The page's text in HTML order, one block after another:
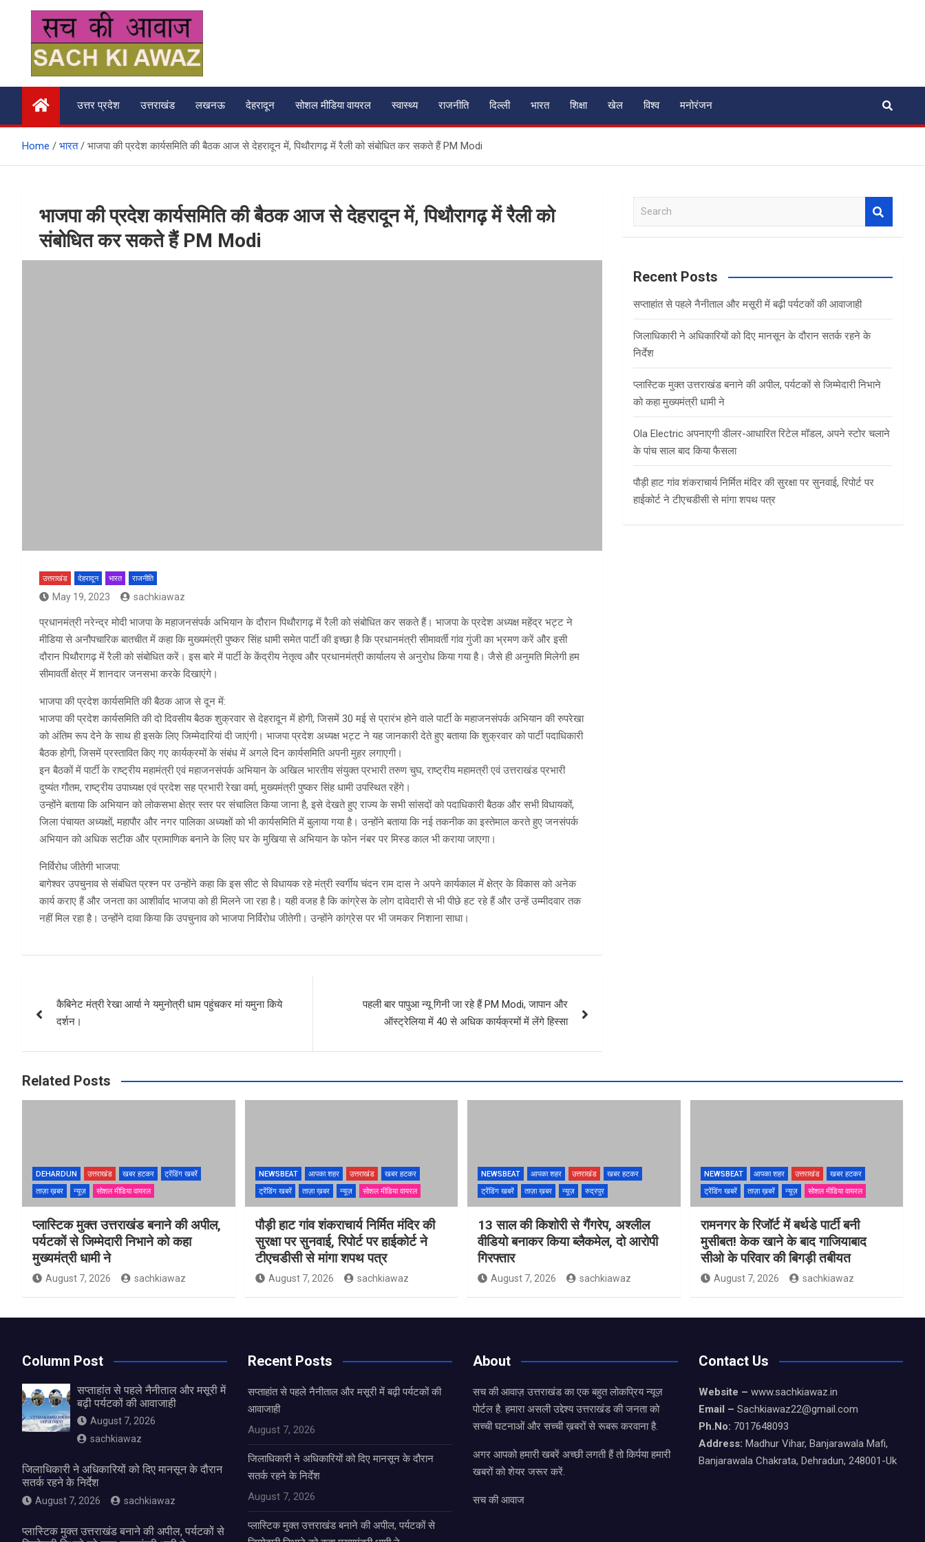
content
सच की आवाज
उत्तर प्रदेश उत्तराखंड लखनऊ देहरादून सोशल मीडिया वायरल स्वास्थ्य राजनीति दिल्ली भारत शिक्षा खेल विश्व मनोरंजन
Home भारत भाजपा की प्रदेश कार्यसमिति की बैठक आज से देहरादून में, पिथौरागढ़ में रैली को संबोधित कर सकते हैं PM Modi
भाजपा की प्रदेश कार्यसमिति की बैठक आज से देहरादून में, पिथौरागढ़ में रैली को
संबोधित कर सकते हैं PM Modi
उत्तराखंड देहरादून भारत राजनीति
May 19, 2023 sachkiawaz
प्रधानमंत्री नरेन्द्र मोदी भाजपा के महाजनसंपर्क अभियान के दौरान पिथौरागढ़ में रैली को संबोधित कर सकते हैं। भाजपा के प्रदेश अध्यक्ष महेंद्र भट्ट ने
मीडिया से अनौपचारिक बातचीत में कहा कि मुख्यमंत्री पुष्कर सिंह धामी समेत पार्टी की इच्छा है कि प्रधानमंत्री सीमावर्ती गांव गुंजी का भ्रमण करें और इसी
दौरान पिथौरागढ़ में रैली को संबोधित करें। इस बारे में पार्टी के केंद्रीय नेतृत्व और प्रधानमंत्री कार्यालय से अनुरोध किया गया है। जैसे ही अनुमति मिलेगी हम
सीमावर्ती क्षेत्र में शानदार जनसभा करके दिखाएंगे।
भाजपा की प्रदेश कार्यसमिति की बैठक आज से दून में:
भाजपा की प्रदेश कार्यसमिति की दो दिवसीय बैठक शुक्रवार से देहरादून में होगी, जिसमें 30 मई से प्रारंभ होने वाले पार्टी के महाजनसंपर्क अभियान की रुपरेखा
को अंतिम रूप देने के साथ ही इसके लिए जिम्मेदारियां दी जाएंगी। भाजपा प्रदेश अध्यक्ष भट्ट ने यह जानकारी देते हुए बताया कि शुक्रवार को पार्टी पदाधिकारी
बैठक होगी, जिसमें प्रस्तावित किए गए कार्यक्रमों के संबंध में अगले दिन कार्यसमिति अपनी मुहर लगाएगी।
इन बैठकों में पार्टी के राष्ट्रीय महामंत्री एवं महाजनसंपर्क अभियान के अखिल भारतीय संयुक्त प्रभारी तरुण चुघ, राष्ट्रीय महामत्री एवं उत्तराखंड प्रभारी
दुष्यंत गौतम, राष्ट्रीय उपाध्यक्ष एवं प्रदेश सह प्रभारी रेखा वर्मा, मुख्यमंत्री पुष्कर सिंह धामी उपस्थित रहेंगे।
उन्होंने बताया कि अभियान को लोकसभा क्षेत्र स्तर पर संचालित किया जाना है, इसे देखते हुए राज्य के सभी सांसदों को पदाधिकारी बैठक और सभी विधायकों,
जिला पंचायत अध्यक्षों, महापौर और नगर पालिका अध्यक्षों को भी कार्यसमिति में बुलाया गया है। उन्होंने बताया कि नई तकनीक का इस्तेमाल करते हुए जनसंपर्क
अभियान को अधिक सटीक और प्रामाणिक बनाने के लिए घर के मुखिया से अभियान के फोन नंबर पर मिस्ड काल भी कराया जाएगा।
निर्विरोध जीतेगी भाजपा:
बागेश्वर उपचुनाव से संबंधित प्रश्न पर उन्होंने कहा कि इस सीट से विधायक रहे मंत्री स्वर्गीय चंदन राम दास ने अपने कार्यकाल में क्षेत्र के विकास को अनेक
कार्य कराए हैं और जनता का आशीर्वाद भाजपा को ही मिलने जा रहा है। यही वजह है कि कांग्रेस के लोग दावेदारी से भी पीछे हट रहे हैं और उन्हें उम्मीदवार तक
नहीं मिल रहा है। उन्होंने दावा किया कि उपचुनाव को भाजपा निर्विरोध जीतेगी। उन्होंने कांग्रेस पर भी जमकर निशाना साधा।
navigation
कैबिनेट मंत्री रेखा आर्या ने यमुनोत्री धाम पहुंचकर मां यमुना किये
दर्शन।
पहली बार पापुआ न्यू गिनी जा रहे हैं PM Modi, जापान और
ऑस्ट्रेलिया में 40 से अधिक कार्यक्रमों में लेंगे हिस्सा
a
c
Recent Posts
सप्ताहांत से पहले नैनीताल और मसूरी में बढ़ी पर्यटकों की आवाजाही
जिलाधिकारी ने अधिकारियों को दिए मानसून के दौरान सतर्क रहने के
निर्देश
प्लास्टिक मुक्त उत्तराखंड बनाने की अपील, पर्यटकों से जिम्मेदारी निभाने
को कहा मुख्यमंत्री धामी ने
Ola Electric अपनाएगी डीलर-आधारित रिटेल मॉडल, अपने स्टोर चलाने
के पांच साल बाद किया फैसला
पौड़ी हाट गांव शंकराचार्य निर्मित मंदिर की सुरक्षा पर सुनवाई, रिपोर्ट पर
हाईकोर्ट ने टीएचडीसी से मांगा शपथ पत्र
Related Posts
DEHARDUN उत्तराखंड खबर हटकर
ट्रेंडिंग खबरें
ताज़ा ख़बर
न्यूज़ सोशल मीडिया वायरल
प्लास्टिक मुक्त उत्तराखंड बनाने की अपील,
पर्यटकों से जिम्मेदारी निभाने को कहा
मुख्यमंत्री धामी ने
August 7, 2026 sachkiawaz
NEWSBEAT आपका शहर उत्तराखंड
खबर हटकर
ट्रेंडिंग खबरें
ताज़ा ख़बर न्यूज़ सोशल मीडिया वायरल
पौड़ी हाट गांव शंकराचार्य निर्मित मंदिर की
सुरक्षा पर सुनवाई, रिपोर्ट पर हाईकोर्ट ने
टीएचडीसी से मांगा शपथ पत्र
August 7, 2026 sachkiawaz
NEWSBEAT आपका शहर उत्तराखंड
खबर हटकर
ट्रेंडिंग खबरें
ताज़ा ख़बर न्यूज़ रुद्रपुर
13 साल की किशोरी से गैंगरेप, अश्लील
वीडियो बनाकर किया ब्लैकमेल, दो आरोपी
गिरफ्तार
August 7, 2026 sachkiawaz
NEWSBEAT आपका शहर उत्तराखंड
खबर हटकर
ट्रेंडिंग खबरें
ताज़ा ख़बरें न्यूज़ सोशल मीडिया वायरल
रामनगर के रिजॉर्ट में बर्थडे पार्टी बनी
मुसीबत! केक खाने के बाद गाजियाबाद
सीओ के परिवार की बिगड़ी तबीयत
August 7, 2026 sachkiawaz
Column Post
सप्ताहांत से पहले नैनीताल और मसूरी में
बढ़ी पर्यटकों की आवाजाही
August 7, 2026
sachkiawaz
जिलाधिकारी ने अधिकारियों को दिए मानसून के दौरान
सतर्क रहने के निर्देश
August 7, 2026 sachkiawaz
प्लास्टिक मुक्त उत्तराखंड बनाने की अपील, पर्यटकों से
Recent Posts
सप्ताहांत से पहले नैनीताल और मसूरी में बढ़ी पर्यटकों की
आवाजाही
August 7, 2026
जिलाधिकारी ने अधिकारियों को दिए मानसून के दौरान
सतर्क रहने के निर्देश
August 7, 2026
प्लास्टिक मुक्त उत्तराखंड बनाने की अपील, पर्यटकों से
About
सच की आवाज़ उत्तराखंड का एक बहुत लोकप्रिय न्यूज़
पोर्टल है. हमारा असली उद्देश्य उत्तराखंड की जनता को
सच्ची घटनाओं और सच्ची ख़बरों से रूबरू करवाना है.
अगर आपको हमारी खबरें अच्छी लगती हैं तो किर्पया हमारी
खबरों को शेयर जरूर करें.
सच की आवाज
Contact Us
Website – www.sachkiawaz.in
Email – Sachkiawaz22@gmail.com
Ph.No: 7017648093
Address: Madhur Vihar, Banjarawala Mafi,
Banjarawala Chakrata, Dehradun, 248001-Uk